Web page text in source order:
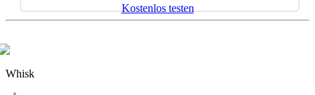
Kostenlos testen
Whisk